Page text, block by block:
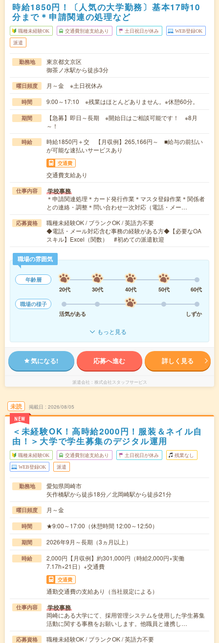
時給1850円！〔人気の大学勤務〕基本17時10
分まで＊申請関連の処理など
職種未経験OK 交通費別途支給あり 土日祝日が休み WEB登録OK
派遣
勤務地
東京都文京区
御茶ノ水駅から徒歩3分
曜日頻度 月～金 ※土日祝休み
時間 9:00～17:10 ※残業はほとんどありません。※休憩60分。
期間
【急募】即日～長期 ※開始日はご相談可能です！ ※8月
～！
時給
時給1850円＋交 【月収例】265,166円～ ■給与の前払い
が可能な速払いサービスあり
交通費
交通費支給あり
仕事内容 学校事務
＊申請関連処理＊カード発行作業＊マスタ登録作業＊関係者
との連絡・調整＊問い合わせ一次対応（電話・メー…
応募資格
職種未経験OK / ブランクOK / 英語力不要
◆電話・メール対応含む事務の経験がある方◆【必要なOA
スキル】Excel（関数） #初めての派遣歓迎
職場の雰囲気
年齢層
20代
30代 40代 50代
60代
職場の様子
活気がある
しずか
もっと見る
気になる! 応募へ進む 詳しく見る
派遣会社 株式会社スタッフサービス
未読
NEW
掲載日 2026/08/05
＜未経験OK！高時給2000円！服装＆ネイル自
由！＞大学で学生募集のデジタル運用
職種未経験OK 交通費別途支給あり 土日祝日が休み 残業なし
WEB登録OK 派遣
勤務地
愛知県岡崎市
矢作橋駅から徒歩18分／北岡崎駅から徒歩21分
曜日頻度 月～金
時間 ★9:00～17:00（休憩時間 12:00～12:50）
期間 2026年9月～長期（3ヵ月以上）
時給
2,000円【月収例】約301,000円（時給2,000円×実働
7.17h×21日）+交通費
交通費
通勤交通費の支給あり（当社規定による）
仕事内容 学校事務
岡崎にある大学にて、採用管理システムを使用した学生募集
活動に関する事務をお願いします。他職員と連携し…
応募資格 職種未経験OK / ブランクOK / 英語力不要